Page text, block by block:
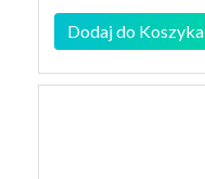
Dodaj do Koszyka